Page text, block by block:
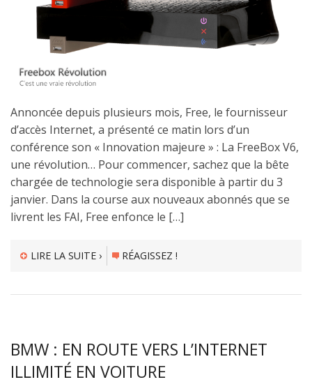
Annoncée depuis plusieurs mois, Free, le fournisseur
d’accès Internet, a présenté ce matin lors d’un
conférence son « Innovation majeure » : La FreeBox V6,
une révolution… Pour commencer, sachez que la bête
chargée de technologie sera disponible à partir du 3
janvier. Dans la course aux nouveaux abonnés que se
livrent les FAI, Free enfonce le […]
LIRE LA SUITE › RÉAGISSEZ !
BMW : EN ROUTE VERS L’INTERNET
ILLIMITÉ EN VOITURE